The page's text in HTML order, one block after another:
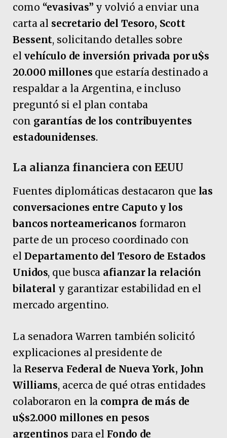
como “evasivas” y volvió a enviar una
carta al secretario del Tesoro, Scott
Bessent, solicitando detalles sobre
el vehículo de inversión privada por u$s
20.000 millones que estaría destinado a
respaldar a la Argentina, e incluso
preguntó si el plan contaba
con garantías de los contribuyentes
estadounidenses.
La alianza financiera con EEUU
Fuentes diplomáticas destacaron que las
conversaciones entre Caputo y los
bancos norteamericanos formaron
parte de un proceso coordinado con
el Departamento del Tesoro de Estados
Unidos, que busca afianzar la relación
bilateral y garantizar estabilidad en el
mercado argentino.
La senadora Warren también solicitó
explicaciones al presidente de
la Reserva Federal de Nueva York, John
Williams, acerca de qué otras entidades
colaboraron en la compra de más de
u$s2.000 millones en pesos
argentinos para el Fondo de